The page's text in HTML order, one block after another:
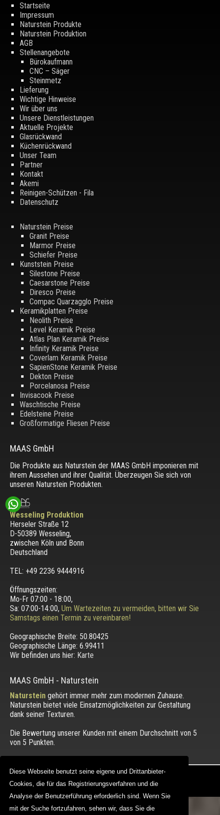
Diese Webseite benutzt seine eigene und Drittanbieter-
Cookies, die für das Registrierungsverfahren und die
Analyse der Benutzerführung erforderlich sind. Wenn Sie
mit der Suche fortzufahren, sehen wir, dass Sie die
Diese Webseite benutzt seine eigene und Drittanbieter-
Cookies, die für das Registrierungsverfahren und die
Analyse der Benutzerführung erforderlich sind. Wenn Sie
mit der Suche fortzufahren, sehen wir, dass Sie die
Startseite
Impressum
Naturstein Produkte
Naturstein Produktion
AGB
Stellenangebote
Bürokaufmann
CNC – Säger
Steinmetz
Lieferung
Wichtige Hinweise
Wir über uns
Unsere Dienstleistungen
Aktuelle Projekte
Glasrückwand
Küchenrückwand
Unser Team
Partner
Kontakt
Akemi
Reinigen-Schützen - Fila
Datenschutz
Naturstein Preise
Granit Preise
Marmor Preise
Schiefer Preise
Kunststein Preise
Silestone Preise
Caesarstone Preise
Diresco Preise
Compac Quarzagglo Preise
Keramikplatten Preise
Neolith Preise
Level Keramik Preise
Atlas Plan Keramik Preise
Infinity Keramik Preise
Coverlam Keramik Preise
SapienStone Keramik Preise
Dekton Preise
Porcelanosa Preise
Invisacook Preise
Waschtische Preise
Edelsteine Preise
Großformatige Fliesen Preise
MAAS GmbH
Die Produkte aus Naturstein der MAAS GmbH imponieren mit
ihrem Aussehen und ihrer Qualität. Überzeugen Sie sich von
unseren Naturstein Produkten.
Wesseling Produktion
Herseler Straße 12
D-50389 Wesseling,
zwischen Köln und Bonn
Deutschland
TEL: +49 2236 9444916
Öffnungszeiten:
Mo-Fr 07:00 - 18:00,
Sa: 07:00-14:00, Um Wartezeiten zu vermeiden, bitten wir Sie
Samstags einen Termin zu vereinbaren!
Geographische Breite: 50.80425
Geographische Länge: 6.99411
Wir befinden uns hier: Karte
MAAS GmbH - Naturstein
Natursteingehört immer mehr zum modernen Zuhause.
Naturstein bietet viele Einsatzmöglichkeiten zur Gestaltung
dank seiner Texturen.
Die Bewertung unserer Kunden mit einem Durchschnitt von 5
von 5 Punkten.
Copyright © 2012 - 2026 | maasgmbh.com
Web Design |MAAG-Projekt